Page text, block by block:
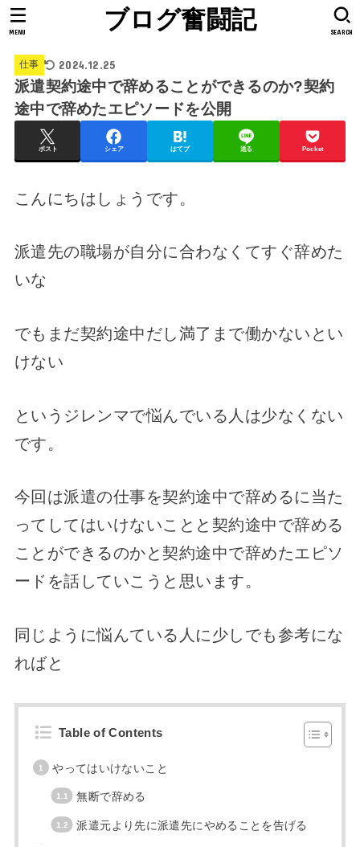
ブログ奮闘記 SEARCH
MENU
仕事 2024.12.25
派遣契約途中で辞めることができるのか?契約
途中で辞めたエピソードを公開
ポスト シェア はてブ 送る Pocket
こんにちはしょうです。
派遣先の職場が自分に合わなくてすぐ辞めた
いな
でもまだ契約途中だし満了まで働かないとい
けない
というジレンマで悩んでいる人は少なくない
です。
今回は派遣の仕事を契約途中で辞めるに当た
ってしてはいけないことと契約途中で辞める
ことができるのかと契約途中で辞めたエピソ
ードを話していこうと思います。
同じように悩んている人に少しでも参考にな
ればと
Table of Contents
やってはいけないこと
無断で辞める
派遣元より先に派遣先にやめることを告げる